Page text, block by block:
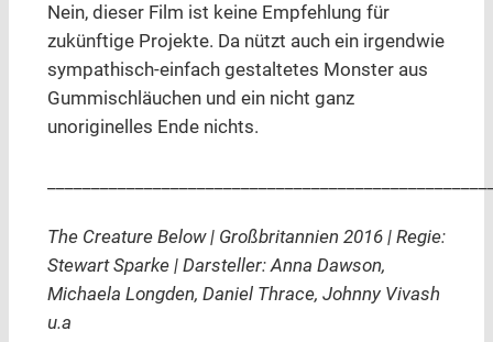
Nein, dieser Film ist keine Empfehlung für
zukünftige Projekte. Da nützt auch ein irgendwie
sympathisch-einfach gestaltetes Monster aus
Gummischläuchen und ein nicht ganz
unoriginelles Ende nichts.
The Creature Below | Großbritannien 2016 | Regie:
Stewart Sparke | Darsteller: Anna Dawson,
Michaela Longden, Daniel Thrace, Johnny Vivash
u.a